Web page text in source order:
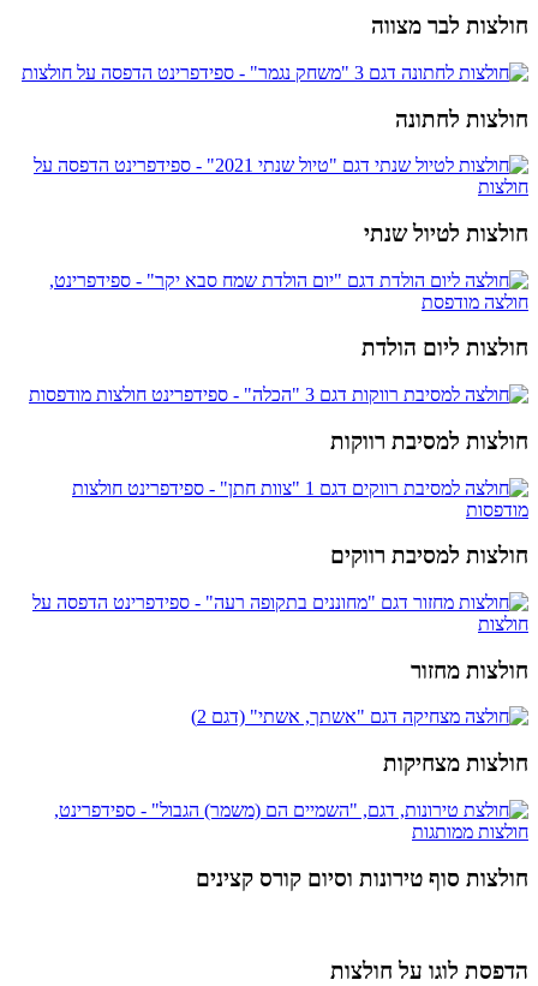
חולצות לבר מצווה
חולצות לחתונה
חולצות לטיול שנתי
חולצות ליום הולדת
חולצות למסיבת רווקות
חולצות למסיבת רווקים
חולצות מחזור
חולצות מצחיקות
חולצות סוף טירונות וסיום קורס קצינים
הדפסת לוגו על חולצות